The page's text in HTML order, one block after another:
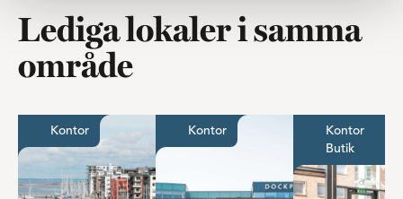
Lediga lokaler i samma
område
Möjligheternas kontor med fantastisk utsikt
Kontor
Kontorslokal på bästa läge i
Kontor
Kontor
Butik